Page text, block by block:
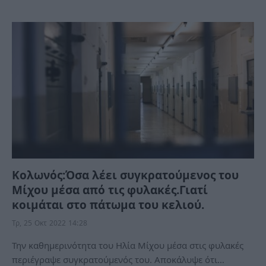
Κολωνός:Όσα λέει συγκρατούμενος του
Μίχου μέσα από τις φυλακές.Γιατί
κοιμάται στο πάτωμα του κελιού.
Τρ, 25 Οκτ 2022 14:28
Την καθημερινότητα του Ηλία Μίχου μέσα στις φυλακές
περιέγραψε συγκρατούμενός του. Αποκάλυψε ότι…